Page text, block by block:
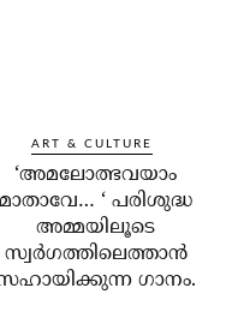
ART & CULTURE
‘അമലോത്ഭവയാം
മാതാവേ… ‘ പരിശുദ്ധ
അമ്മയിലൂടെ
സ്വര്‍ഗത്തിലെത്താന്‍
ഗാനം.